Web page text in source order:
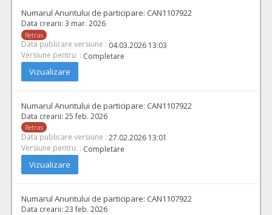
Numarul Anuntului de participare: CAN1107922
Data crearii: 3 mar. 2026
Retras
Data publicare versiune : 04.03.2026 13:03
Versiune pentru: : Completare
Vizualizare
Numarul Anuntului de participare: CAN1107922
Data crearii: 25 feb. 2026
Retras
Data publicare versiune : 27.02.2026 13:01
Versiune pentru: : Completare
Vizualizare
Numarul Anuntului de participare: CAN1107922
Data crearii: 23 feb. 2026